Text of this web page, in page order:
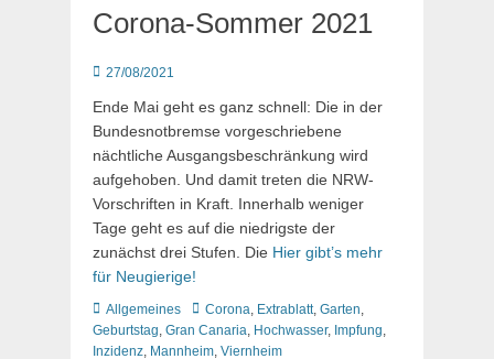
Corona-Sommer 2021
Posted
27/08/2021
Ende Mai geht es ganz schnell: Die in der
Bundesnotbremse vorgeschriebene
nächtliche Ausgangsbeschränkung wird
aufgehoben. Und damit treten die NRW-
Vorschriften in Kraft. Innerhalb weniger
Tage geht es auf die niedrigste der
zunächst drei Stufen. Die Hier gibt’s mehr
für Neugierige!
Kategorien
Allgemeines Schlagworte
Corona, Extrablatt, Garten,
Geburtstag, Gran Canaria, Hochwasser, Impfung,
Inzidenz, Mannheim, Viernheim